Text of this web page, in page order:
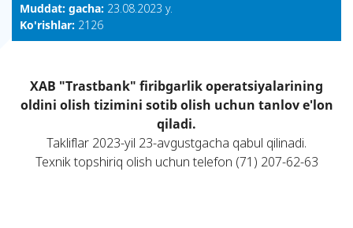
Muddat: gacha: 23.08.2023 y.
Ko'rishlar: 2126
XAB "Trastbank" firibgarlik operatsiyalarining
oldini olish tizimini sotib olish uchun tanlov e'lon
qiladi.
Takliflar 2023-yil 23-avgustgacha qabul qilinadi.
Texnik topshiriq olish uchun telefon (71) 207-62-63